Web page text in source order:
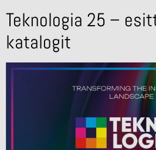
Teknologia 25 –
katalogit